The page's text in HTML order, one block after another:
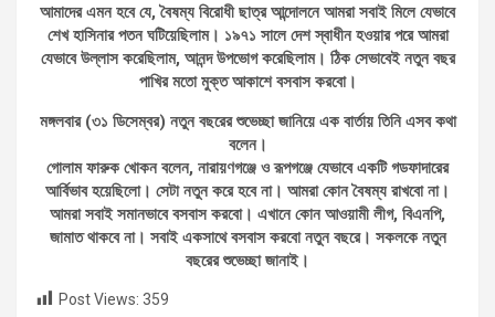
আমাদের এমন হবে যে, বৈষম্য বিরোধী ছাত্র আন্দোলনে আমরা সবাই মিলে যেভাবে
শেখ হাসিনার পতন ঘটিয়েছিলাম। ১৯৭১ সালে দেশ স্বাধীন হওয়ার পরে আমরা
যেভাবে উল্লাস করেছিলাম, আনন্দ উপভোগ করেছিলাম। ঠিক সেভাবেই নতুন বছর
পাখির মতো মুক্ত আকাশে বসবাস করবো।
মঙ্গলবার (৩১ ডিসেম্বর) নতুন বছরের শুভেচ্ছা জানিয়ে এক বার্তায় তিনি এসব কথা
বলেন।
গোলাম ফারুক খোকন বলেন, নারায়ণগঞ্জে ও রূপগঞ্জে যেভাবে একটি গডফাদারের
আর্বিভাব হয়েছিলো। সেটা নতুন করে হবে না। আমরা কোন বৈষম্য রাখবো না।
আমরা সবাই সমানভাবে বসবাস করবো। এখানে কোন আওয়ামী লীগ, বিএনপি,
জামাত থাকবে না। সবাই একসাথে বসবাস করবো নতুন বছরে। সকলকে নতুন
বছরের শুভেচ্ছা জানাই।
Post Views: 359